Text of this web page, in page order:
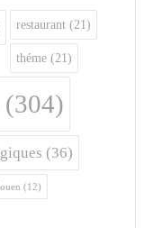
restaurant (21)
théme (21)
(304)
(36)
(12)